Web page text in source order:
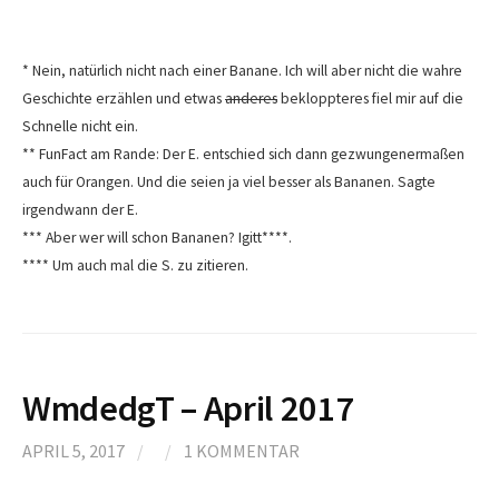
* Nein, natürlich nicht nach einer Banane. Ich will aber nicht die wahre
Geschichte erzählen und etwasanderesbekloppteres fiel mir auf die
Schnelle nicht ein.
** FunFact am Rande: Der E. entschied sich dann gezwungenermaßen
auch für Orangen. Und die seien ja viel besser als Bananen. Sagte
irgendwann der E.
*** Aber wer will schon Bananen? Igitt****.
**** Um auch mal die S. zu zitieren.
WmdedgT – April 2017
APRIL 5, 2017 / / 1 KOMMENTAR